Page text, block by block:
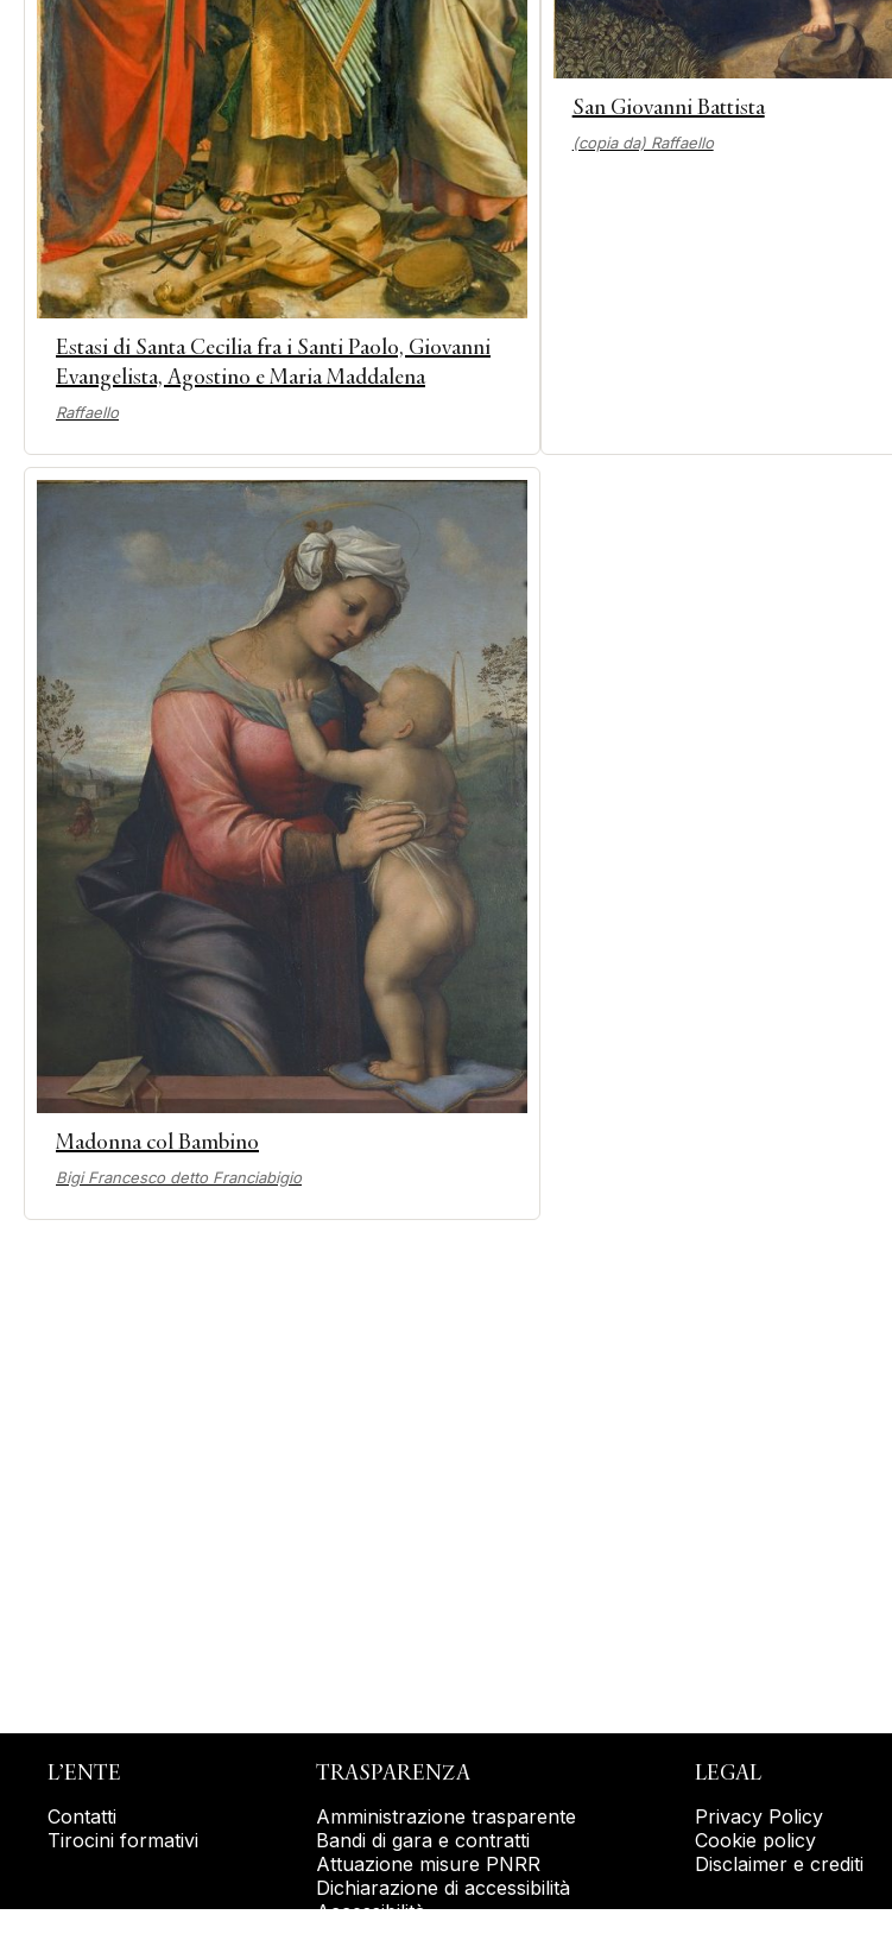
Estasi di Santa Cecilia fra i Santi Paolo, Giovanni
Evangelista, Agostino e Maria Maddalena
Raffaello
San Giovanni Battista
(copia da) Raffaello
Madonna col Bambino
Bigi Francesco detto Franciabigio
L’ENTE
Contatti
Tirocini formativi
TRASPARENZA
Amministrazione trasparente
Bandi di gara e contratti
Attuazione misure PNRR
Dichiarazione di accessibilità
Accessibilità
LEGAL
Privacy Policy
Cookie policy
Disclaimer e crediti